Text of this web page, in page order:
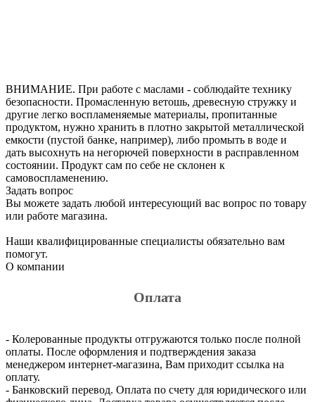
ВНИМАНИЕ. При работе с маслами - соблюдайте технику
безопасности. Промасленную ветошь, древесную стружку и
другие легко воспламеняемые материалы, пропитанные
продуктом, нужно хранить в плотно закрытой металлической
емкости (пустой банке, например), либо промыть в воде и
дать высохнуть на негорючей поверхности в расправленном
состоянии. Продукт сам по себе не склонен к
самовоспламенению.
Задать вопрос
Вы можете задать любой интересующий вас вопрос по товару
или работе магазина.
Наши квалифицированные специалисты обязательно вам
помогут.
О компании
Оплата
- Колерованные продукты отгружаются только после полной
оплаты. После оформления и подтверждения заказа
менеджером интернет-магазина, Вам приходит ссылка на
оплату.
- Банковский перевод. Оплата по счету для юридического или